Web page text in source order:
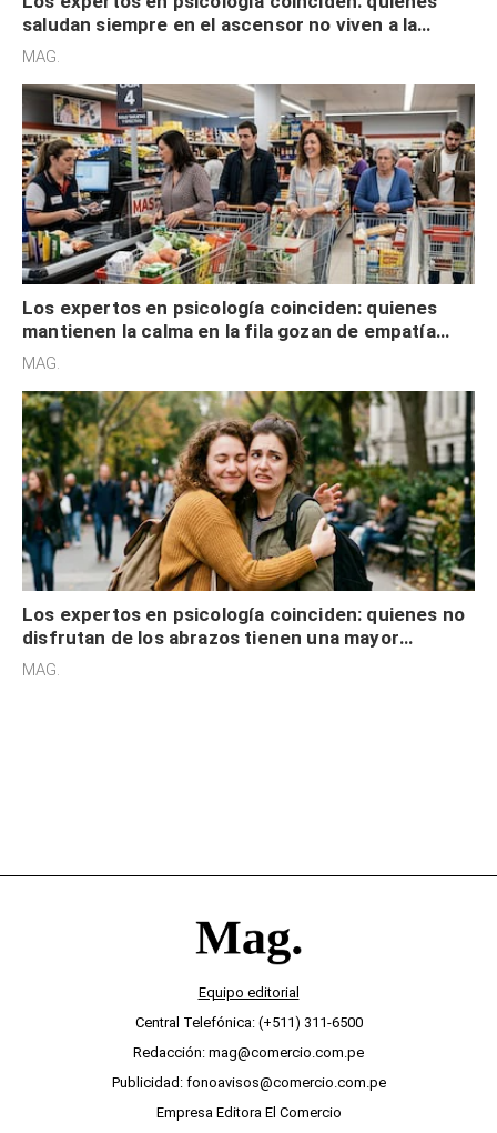
saludan siempre en el ascensor no viven a la
defensiva y tienen apertura social
MAG.
Los expertos en psicología coinciden: quienes
mantienen la calma en la fila gozan de empatía
cognitiva, gratitud y no solo tienen autocontrol
MAG.
Los expertos en psicología coinciden: quienes no
disfrutan de los abrazos tienen una mayor
sensibilidad a los estímulos físicos y no es por
MAG.
Equipo editorial
Central Telefónica: (+511) 311-6500
Redacción: mag@comercio.com.pe
Publicidad: fonoavisos@comercio.com.pe
Empresa Editora El Comercio